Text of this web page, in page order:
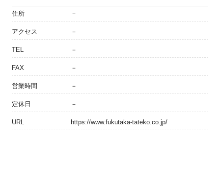
住所 －
アクセス －
TEL －
FAX －
営業時間 －
定休日 －
URL https://www.fukutaka-tateko.co.jp/